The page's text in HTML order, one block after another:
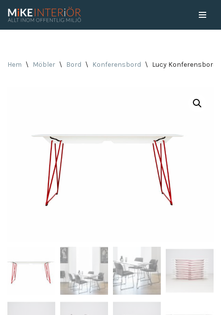
Hem \ Möbler \ Bord \ Konferensbord \ Lucy Konferensbord